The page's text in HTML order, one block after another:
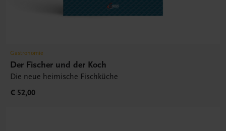
Gastronomie
Der Fischer und der Koch
Die neue heimische Fischküche
€ 52,00